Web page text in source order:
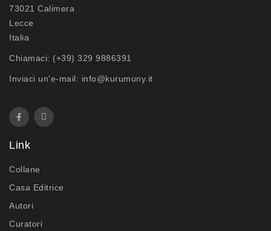
73021 Calimera
Lecce
Italia
Chiamaci: (+39) 329 9886391
Inviaci un'e-mail: info@kurumuny.it
Link
Collane
Casa Editrice
Autori
Curatori